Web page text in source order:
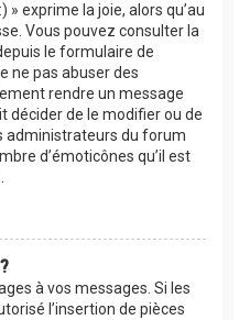
exprime la joie, alors qu’au
Vous pouvez consulter la
le formulaire de
ne pas abuser des
rendre un message
décider de le modifier ou de
administrateurs du forum
d’émoticônes qu’il est
à vos messages. Si les
l’insertion de pièces